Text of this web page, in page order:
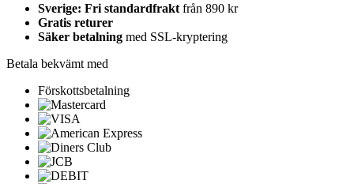
Sverige: Fri standardfrakt från 890 kr
Gratis returer
Säker betalning med SSL-kryptering
Betala bekvämt med
Förskottsbetalning